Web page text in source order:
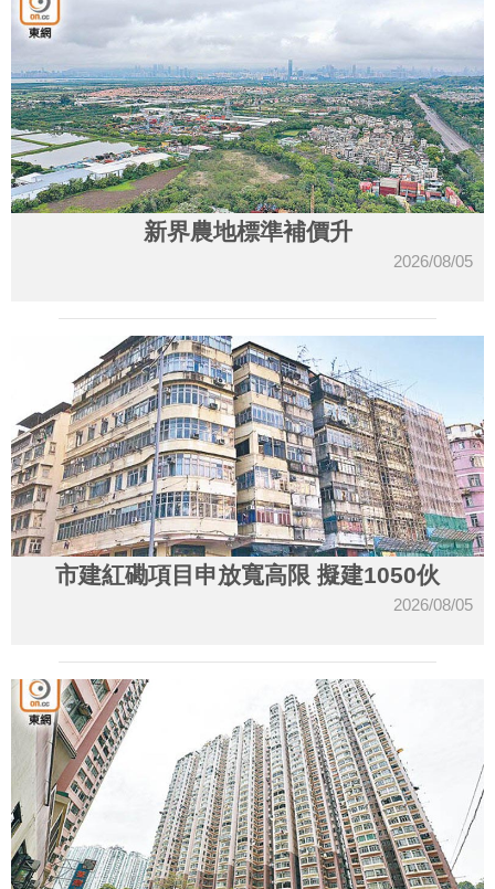
新界農地標準補價升
2026/08/05
市建紅磡項目申放寬高限 擬建1050伙
2026/08/05